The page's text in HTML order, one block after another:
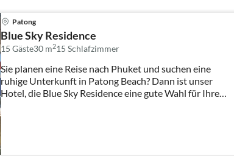
Patong
Blue Sky Residence
15 Gäste30 m215Schlafzimmer
Sie planen eine Reise nach Phuket und suchen eine
ruhige Unterkunft in Patong Beach? Dann ist unser
Hotel, die Blue Sky Residence eine gute Wahl für Ihre